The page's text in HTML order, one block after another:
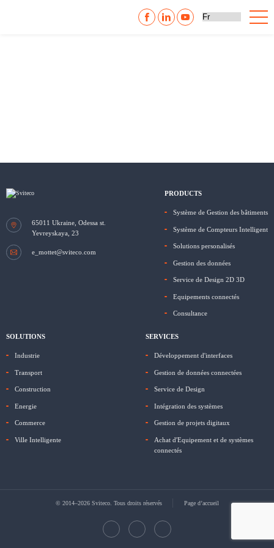
65011 Ukraine, Odessa st.
Yevreyskaya, 23
e_mottet@sviteco.com
PRODUCTS
Système de Gestion des bâtiments
Système de Compteurs Intelligent
Solutions personalisés
Gestion des données
Service de Design 2D 3D
Equipements connectés
Consultance
SOLUTIONS
Industrie
Transport
Construction
Energie
Commerce
Ville Intelligente
SERVICES
Développement d'interfaces
Gestion de données connectées
Service de Design
Intégration des systèmes
Gestion de projets digitaux
Achat d'Equipement et de systèmes
connectés
© 2014–2026 Sviteco. Tous droits réservés Page d’accueil